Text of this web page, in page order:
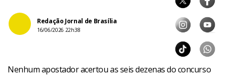
Redação Jornal de Brasília
16/06/2026 22h38
Nenhum apostador acertou as seis dezenas do concurso